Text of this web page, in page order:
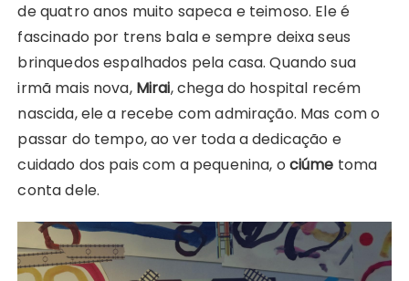
de quatro anos muito sapeca e teimoso. Ele é
fascinado por trens bala e sempre deixa seus
brinquedos espalhados pela casa. Quando sua
irmã mais nova, Mirai, chega do hospital recém
nascida, ele a recebe com admiração. Mas com o
passar do tempo, ao ver toda a dedicação e
cuidado dos pais com a pequenina, o ciúme toma
conta dele.